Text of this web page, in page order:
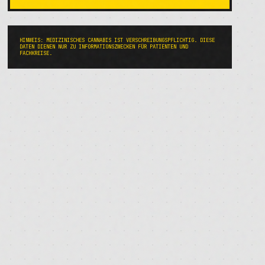
HINWEIS: MEDIZINISCHES CANNABIS IST VERSCHREIBUNGSPFLICHTIG. DIESE
DATEN DIENEN NUR ZU INFORMATIONSZWECKEN FÜR PATIENTEN UND
FACHKREISE.